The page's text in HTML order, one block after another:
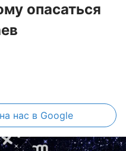
опасаться
на нас в Google